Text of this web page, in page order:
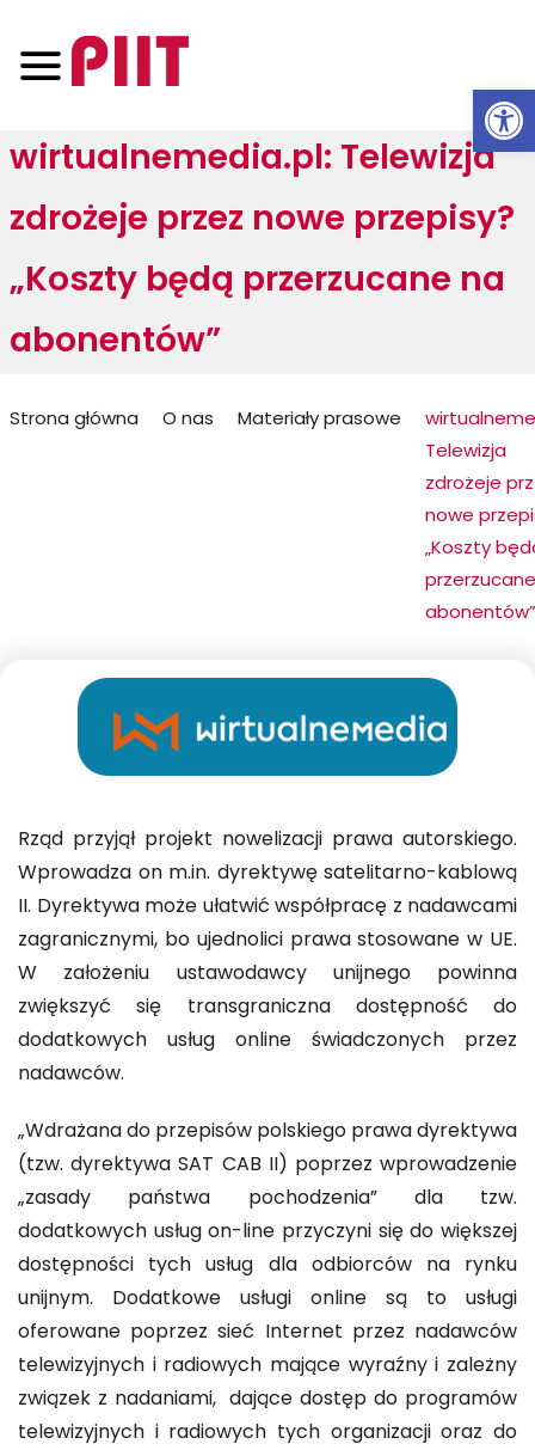
wirtualnemedia.pl: Telewizja
zdrożeje przez nowe przepisy?
„Koszty będą przerzucane na
abonentów”
Jesteś
Strona główna O nas Materiały prasowe
Telewizja
zdrożeje
nowe
„Koszty
abonentów”
Rząd przyjął projekt nowelizacji prawa autorskiego.
Wprowadza on m.in. dyrektywę satelitarno-kablową
II. Dyrektywa może ułatwić współpracę z nadawcami
zagranicznymi, bo ujednolici prawa stosowane w UE.
W założeniu ustawodawcy unijnego powinna
zwiększyć się transgraniczna dostępność do
dodatkowych usług online świadczonych przez
nadawców.
„Wdrażana do przepisów polskiego prawa dyrektywa
(tzw. dyrektywa SAT CAB II) poprzez wprowadzenie
„zasady państwa pochodzenia” dla tzw.
dodatkowych usług on-line przyczyni się do większej
dostępności tych usług dla odbiorców na rynku
unijnym. Dodatkowe usługi online są to usługi
oferowane poprzez sieć Internet przez nadawców
telewizyjnych i radiowych mające wyraźny i zależny
związek z nadaniami, dające dostęp do programów
telewizyjnych i radiowych tych organizacji oraz do